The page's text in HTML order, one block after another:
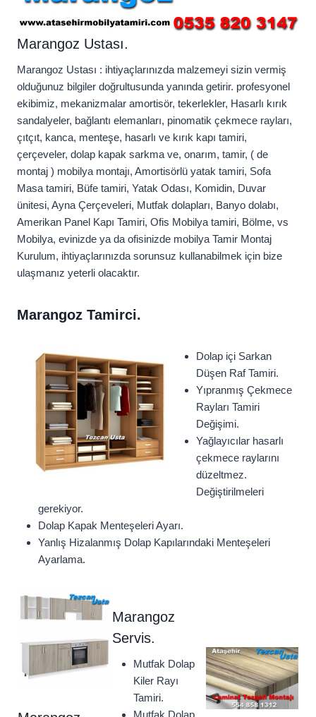
Marangoz Ustası.
Marangoz Ustası : ihtiyaçlarınızda malzemeyi sizin vermiş
olduğunuz bilgiler doğrultusunda yanında getirir. profesyonel
ekibimiz, mekanizmalar amortisör, tekerlekler, Hasarlı kırık
sandalyeler, bağlantı elemanları, pinomatik çekmece rayları,
çıtçıt, kanca, menteşe, hasarlı ve kırık kapı tamiri,
çerçeveler, dolap kapak sarkma ve, onarım, tamir, ( de
montaj ) mobilya montajı, Amortisörlü yatak tamiri, Sofa
Masa tamiri, Büfe tamiri, Yatak Odası, Komidin, Duvar
ünitesi, Ayna Çerçeveleri, Mutfak dolapları, Banyo dolabı,
Amerikan Panel Kapı Tamiri, Ofis Mobilya tamiri, Bölme, vs
Mobilya, evinizde ya da ofisinizde mobilya Tamir Montaj
Kurulum, ihtiyaçlarınızda sorunsuz kullanabilmek için bize
ulaşmanız yeterli olacaktır.
Marangoz Tamirci.
Dolap içi Sarkan
Düşen Raf Tamiri.
Yıpranmış Çekmece
Rayları Tamiri
Değişimi.
Yağlayıcılar hasarlı
çekmece raylarını
düzeltmez.
Değiştirilmeleri
gerekiyor.
Dolap Kapak Menteşeleri Ayarı.
Yanlış Hizalanmış Dolap Kapılarındaki Menteşeleri
Ayarlama.
Marangoz
Servis.
Mutfak Dolap
Kiler Rayı
Tamiri.